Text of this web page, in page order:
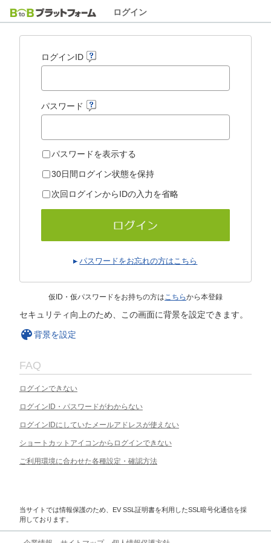
ログイン
ログインID
パスワード
パスワードを表示する
30日間ログイン状態を保持
次回ログインからIDの入力を省略
パスワードをお忘れの方はこちら
仮ID・仮パスワードをお持ちの方はこちらから本登録
セキュリティ向上のため、この画面に背景を設定できます。
背景を設定
FAQ
ログインできない
ログインID・パスワードがわからない
ログインIDにしていたメールアドレスが使えない
ショートカットアイコンからログインできない
ご利用環境に合わせた各種設定・確認方法
当サイトでは情報保護のため、EV SSL証明書を利用したSSL暗号化通信を採
用しております。